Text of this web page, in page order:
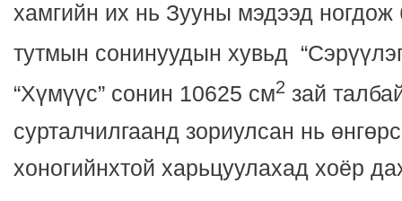
хамгийн их нь Зууны мэдээд ногдож
тутмын сонинуудын хувьд
“Хүмүүс” сонин 10625 см2 зай
сурталчилгаанд зориулсан нь
хоногийнхтой харьцуулахад хоёр